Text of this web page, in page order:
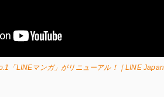
「LINEマンガ」がリニューアル！｜LINE Japan